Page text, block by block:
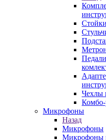
Чехлы
Микрофоны
Назад
Микрофоны
Микрофоны